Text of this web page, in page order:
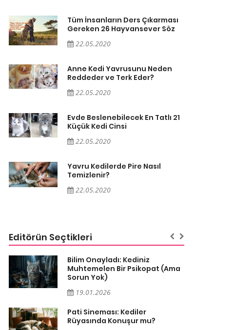
Tüm İnsanların Ders Çıkarması
Gereken 26 Hayvansever Söz
22.05.2020
Anne Kedi Yavrusunu Neden
Reddeder ve Terk Eder?
22.05.2020
Evde Beslenebilecek En Tatlı 21
Küçük Kedi Cinsi
22.05.2020
Yavru Kedilerde Pire Nasıl
Temizlenir?
22.05.2020
Editörün Seçtikleri
Bilim Onayladı: Kediniz
Muhtemelen Bir Psikopat (Ama
Sorun Yok)
19.01.2026
Pati Sineması: Kediler
Rüyasında Konuşur mu?